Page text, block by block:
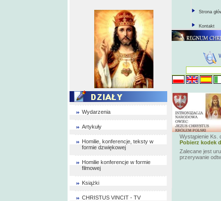
Wydarzenia
Artykuły
Homilie, konferencje, teksty w
formie dzwiękowej
Homilie konferencje w formie
filmowej
Książki
CHRISTUS VINCIT - TV
Strona
Kontakt
Wystąpienie Ks.
Pobierz kodek
Zalecane jest
przerywanie